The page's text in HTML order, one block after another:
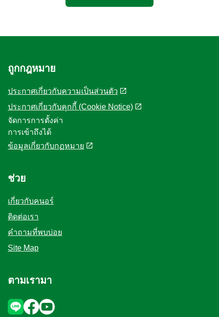
ถูกกฎหมาย
ประกาศเกี่ยวกับความเป็นส่วนตัว
ประกาศเกี่ยวกับคุกกี้ (Cookie Notice)
จัดการการตั้งค่า
การเข้าถึงได้
ข้อมูลเกี่ยวกับกฏหมาย
ช่วย
เกี่ยวกับคนอร์
ติดต่อเรา
คำถามที่พบบ่อย
Site Map
ตามเรามา